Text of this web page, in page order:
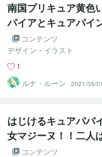
南国プリキュア黄色
パイアとキュアパイ
コンテンツ
デザイン・イラスト
1
ルナ・ルーン
2021/05/01
はじけるキュアパパ
女マジーヌ！！二人
コンテンツ